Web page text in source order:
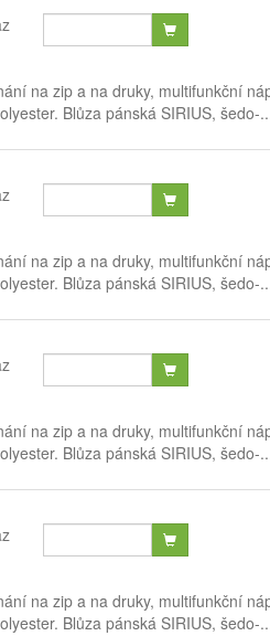
na zip a na druky, multifunkční
Blůza pánská SIRIUS, šedo-
na zip a na druky, multifunkční
Blůza pánská SIRIUS, šedo-
na zip a na druky, multifunkční
Blůza pánská SIRIUS, šedo-
na zip a na druky, multifunkční
Blůza pánská SIRIUS, šedo-